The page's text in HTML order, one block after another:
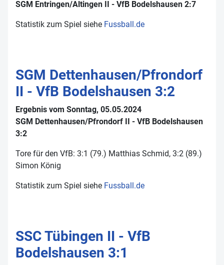
SGM Entringen/Altingen II - VfB Bodelshausen 2:7
Statistik zum Spiel siehe Fussball.de
SGM Dettenhausen/Pfrondorf
II - VfB Bodelshausen 3:2
Ergebnis vom Sonntag, 05.05.2024
SGM Dettenhausen/Pfrondorf II - VfB Bodelshausen
3:2
Tore für den VfB: 3:1 (79.) Matthias Schmid, 3:2 (89.)
Simon König
Statistik zum Spiel siehe Fussball.de
SSC Tübingen II - VfB
Bodelshausen 3:1